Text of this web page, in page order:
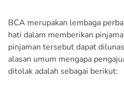
BCA merupakan lembaga
hati dalam memberikan
pinjaman tersebut dapat
alasan umum mengapa
ditolak adalah sebagai berikut: